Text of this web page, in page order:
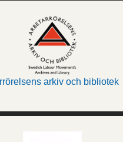
arkiv och bibliotek